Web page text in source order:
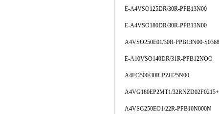
E-A4VSO125DR/30R-PPB13N00
E-A4VSO180DR/30R-PPB13N00
A4VSO250E01/30R-PPB13N00-S0368
E-A10VSO140DR/31R-PPB12NOO
A4FO500/30R-PZH25N00
A4VG180EP2MT1/
A4VSG250EO1/22R-PPB10N000N